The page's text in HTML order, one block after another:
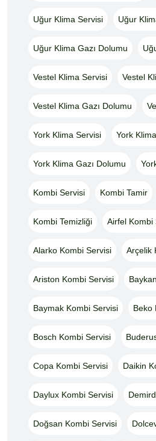
Uğur Klima Servisi Uğur
Uğur Klima Gazı Dolumu
Vestel Klima Servisi Vestel
Vestel Klima Gazı Dolumu
York Klima Servisi York
York Klima Gazı Dolumu
Kombi Servisi Kombi Tamir
Kombi Temizliği Airfel Kombi
Alarko Kombi Servisi Arçelik
Ariston Kombi Servisi
Baymak Kombi Servisi Beko
Bosch Kombi Servisi
Copa Kombi Servisi Daikin
Daylux Kombi Servisi
Doğsan Kombi Servisi